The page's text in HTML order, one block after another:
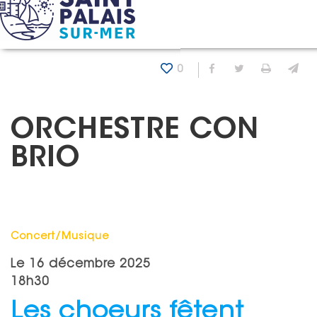
Panneau de gestion des cookies
Accueil Agenda
0 Partager sur
Partager
ORCHESTRE CON
BRIO
Catégorie : "
Concert/Musique
Le
16 décembre 2025
18h30
Les choeurs fêtent